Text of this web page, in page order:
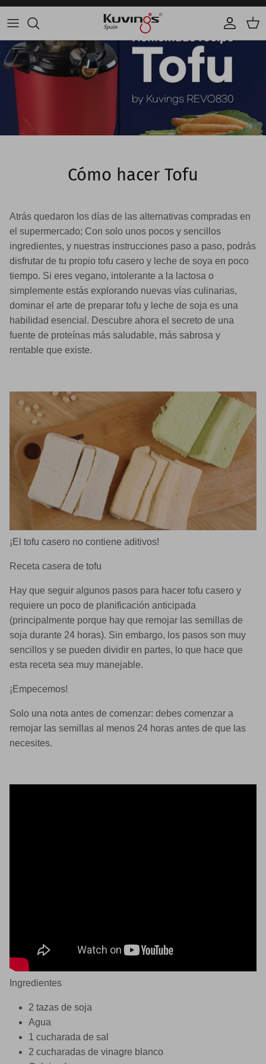
Ir al contenido
Cuenta
Cómo hacer Tofu
Atrás quedaron los días de las alternativas compradas en
el supermercado; Con solo unos pocos y sencillos
ingredientes, y nuestras instrucciones paso a paso, podrás
disfrutar de tu propio tofu casero y leche de soya en poco
tiempo. Si eres vegano, intolerante a la lactosa o
simplemente estás explorando nuevas vías culinarias,
dominar el arte de preparar tofu y leche de soja es una
habilidad esencial. Descubre ahora el secreto de una
fuente de proteínas más saludable, más sabrosa y
rentable que existe.
¡El tofu casero no contiene aditivos!
Receta casera de tofu
Hay que seguir algunos pasos para hacer tofu casero y
requiere un poco de planificación anticipada
(principalmente porque hay que remojar las semillas de
soja durante 24 horas). Sin embargo, los pasos son muy
sencillos y se pueden dividir en partes, lo que hace que
esta receta sea muy manejable.
¡Empecemos!
Solo una nota antes de comenzar: debes comenzar a
remojar las semillas al menos 24 horas antes de que las
necesites.
Ingredientes
2 tazas de soja
Agua
1 cucharada de sal
2 cucharadas de vinagre blanco